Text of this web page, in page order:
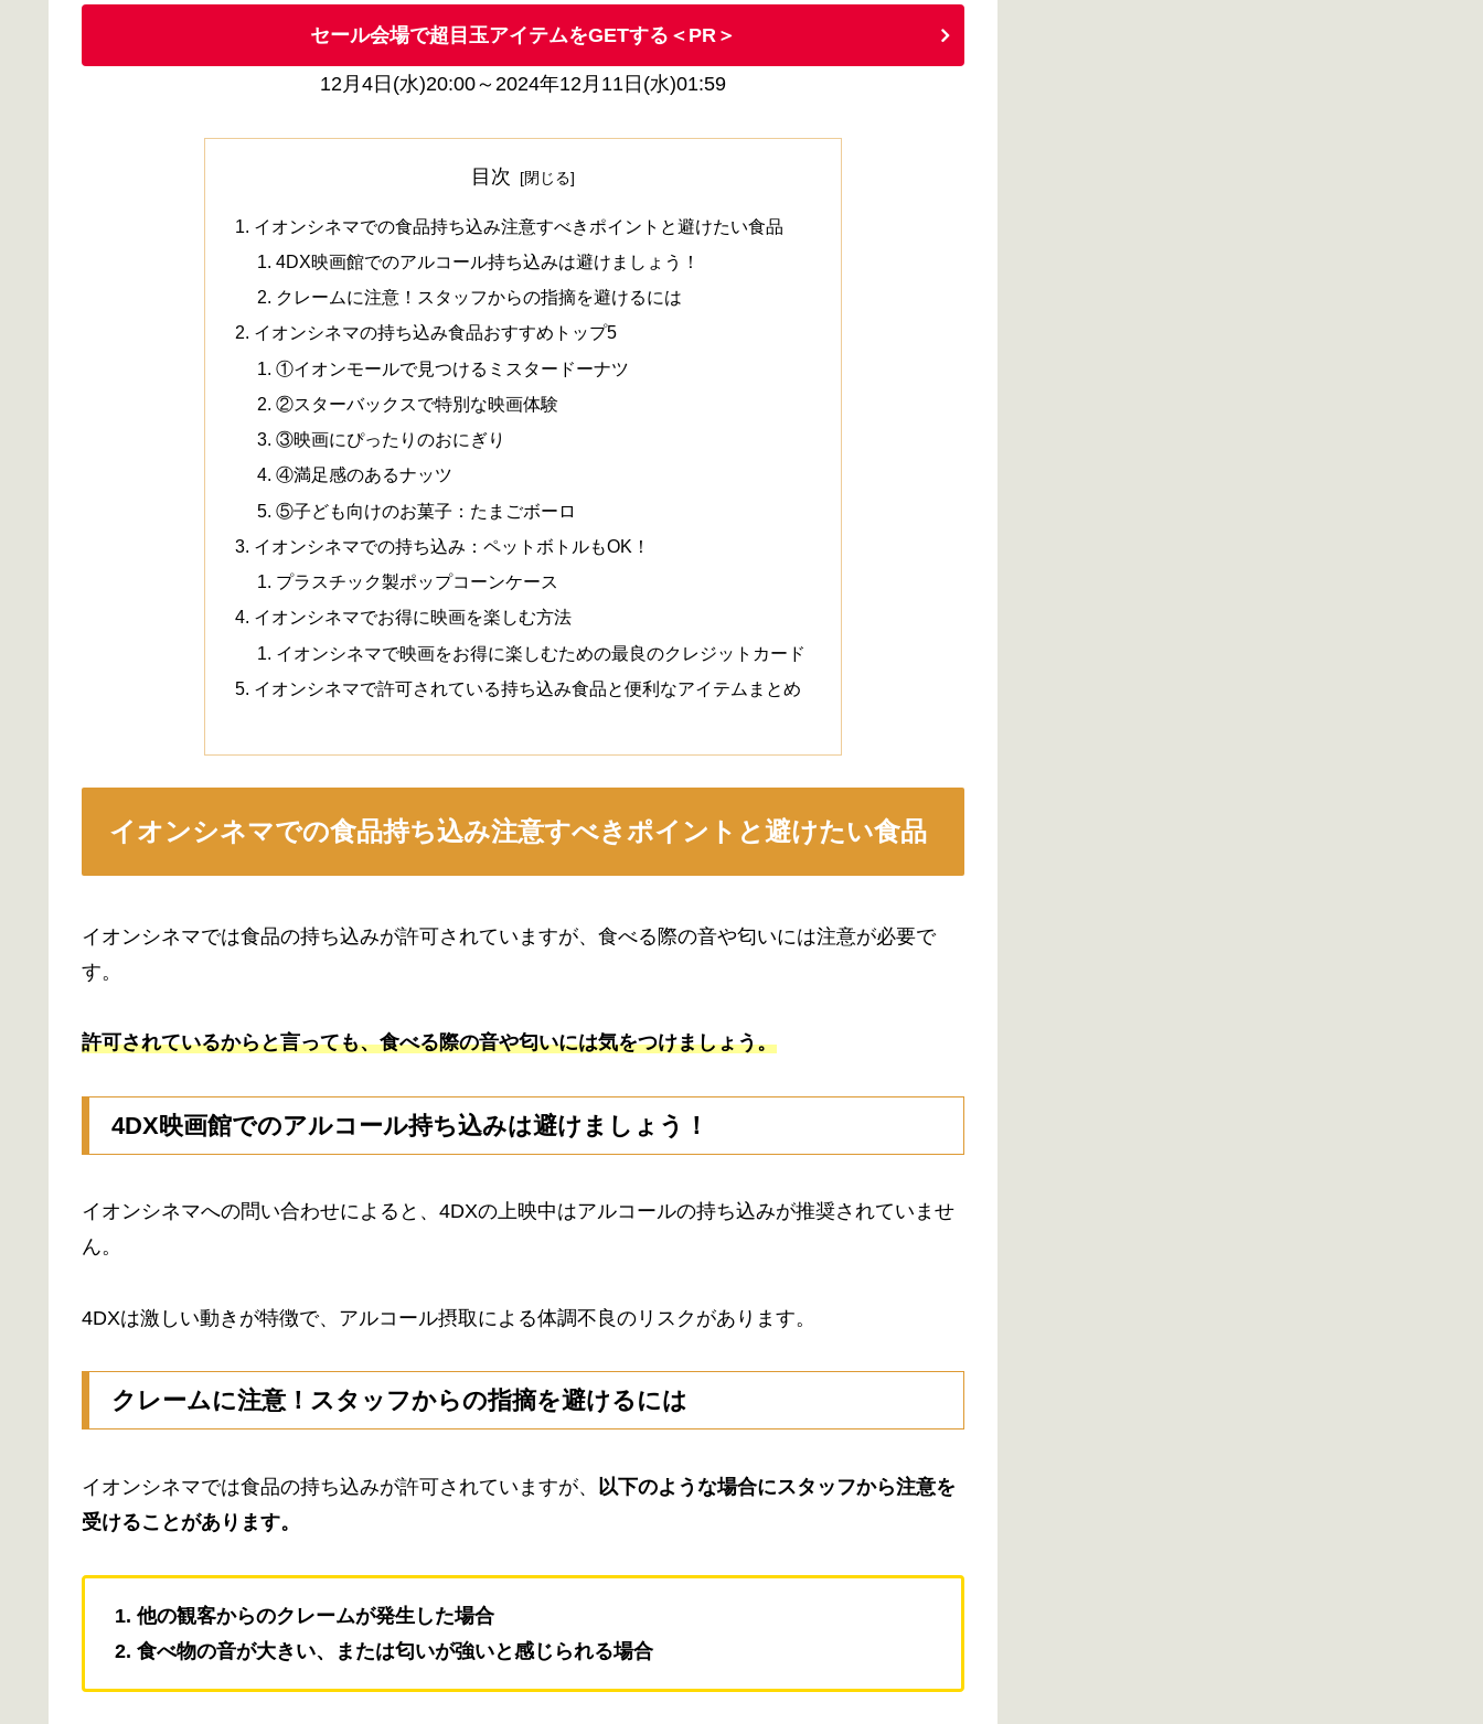
セール会場で超目玉アイテムをGETする＜PR＞
12月4日(水)20:00～2024年12月11日(水)01:59
目次
イオンシネマでの食品持ち込み注意すべきポイントと避けたい食品
4DX映画館でのアルコール持ち込みは避けましょう！
クレームに注意！スタッフからの指摘を避けるには
イオンシネマの持ち込み食品おすすめトップ5
①イオンモールで見つけるミスタードーナツ
②スターバックスで特別な映画体験
③映画にぴったりのおにぎり
④満足感のあるナッツ
⑤子ども向けのお菓子：たまごボーロ
イオンシネマでの持ち込み：ペットボトルもOK！
プラスチック製ポップコーンケース
イオンシネマでお得に映画を楽しむ方法
イオンシネマで映画をお得に楽しむための最良のクレジットカード
イオンシネマで許可されている持ち込み食品と便利なアイテムまとめ
イオンシネマでの食品持ち込み注意すべきポイントと避けたい食品
イオンシネマでは食品の持ち込みが許可されていますが、食べる際の音や匂いには注意が必要で
す。
許可されているからと言っても、食べる際の音や匂いには気をつけましょう。
4DX映画館でのアルコール持ち込みは避けましょう！
イオンシネマへの問い合わせによると、4DXの上映中はアルコールの持ち込みが推奨されていませ
ん。
4DXは激しい動きが特徴で、アルコール摂取による体調不良のリスクがあります。
クレームに注意！スタッフからの指摘を避けるには
イオンシネマでは食品の持ち込みが許可されていますが、
以下のような場合にスタッフから注意を
受けることがあります。
1. 他の観客からのクレームが発生した場合
2. 食べ物の音が大きい、または匂いが強いと感じられる場合